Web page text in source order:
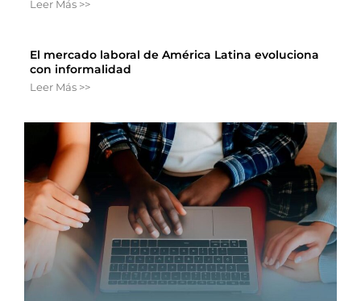
Leer Más >>
El mercado laboral de América Latina evoluciona
con informalidad
Leer Más >>